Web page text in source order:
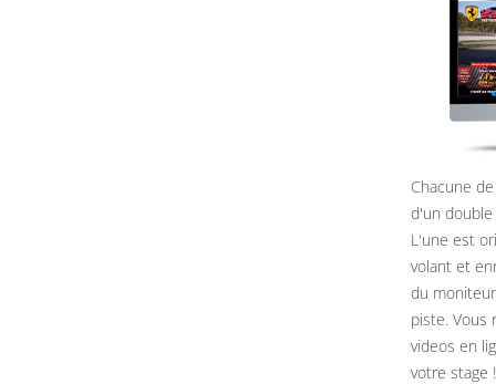
Chacune
d'un
L'une est
volant et
du
piste. Vous
videos en
votre stage !